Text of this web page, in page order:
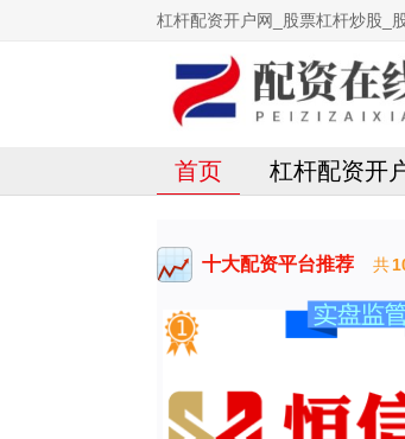
杠杆配资开户网_股票杠杆炒股_
首页 杠杆配资开
十大配资平台推荐 共